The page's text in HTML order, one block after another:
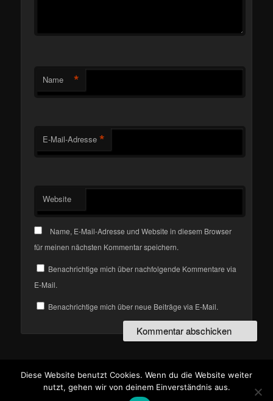
Name *
E-Mail-Adresse *
Website
Name, E-Mail-Adresse und Website in diesem Browser
für meinen nächsten Kommentar speichern.
Benachrichtige mich über nachfolgende Kommentare via
E-Mail.
Benachrichtige mich über neue Beiträge via E-Mail.
Stolz präsentiert von WordPress
Diese Website benutzt Cookies. Wenn du die Website weiter
nutzt, gehen wir von deinem Einverständnis aus.